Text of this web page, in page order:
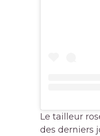
Le tailleur
des derniers